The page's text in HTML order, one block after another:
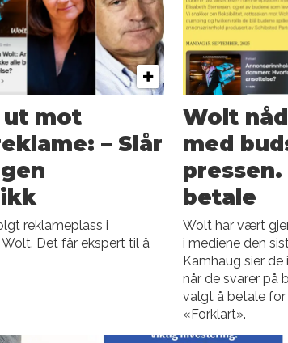
ut mot
– Slår
reklameplass i
Det får ekspert til å
Wolt
med
betale
Wolt har vært
i mediene den
Kamhaug sier
når de svarer på
valgt å betale
«Forklart».